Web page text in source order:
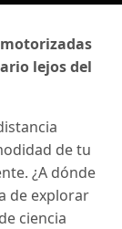
lejos del
de tu
¿A dónde
de explorar
ciencia